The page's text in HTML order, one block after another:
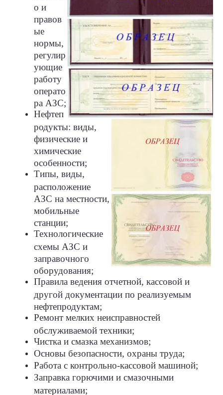
о и
правов
ые
нормы,
регулир
ующие
работу
операто
ра АЗС;
Нефтеп
родукты: виды,
физические и
химические
особенности;
Типы, виды,
расположение
АЗС на местности,
мобильные
станции;
Технологические
схемы АЗС и
заправочного
оборудования;
Правила ведения отчетной, кассовой и
другой документации по реализуемым
нефтепродуктам;
Ремонт мелких неисправностей
обслуживаемой техники;
Чистка и смазка механизмов;
Основы безопасности, охраны труда;
Работа с контрольно-кассовой машиной;
Заправка горючими и смазочными
материалами;